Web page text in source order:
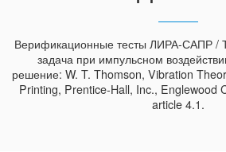
Верификационные тесты ЛИРА-САПР /
задача при импульсном
решение: W. T. Thomson, Vibration
Printing, Prentice-Hall, Inc., Englewood
article 4.1.